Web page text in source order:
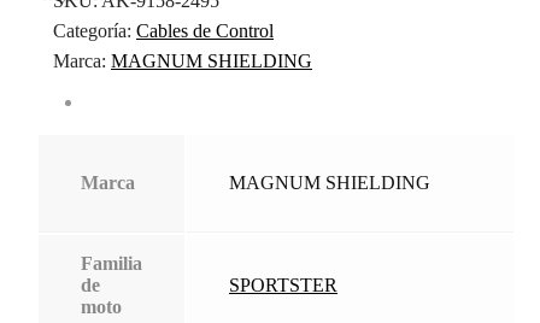
Categoría: Cables de Control
Marca: MAGNUM SHIELDING
Marca MAGNUM SHIELDING
Familia
de
moto
SPORTSTER